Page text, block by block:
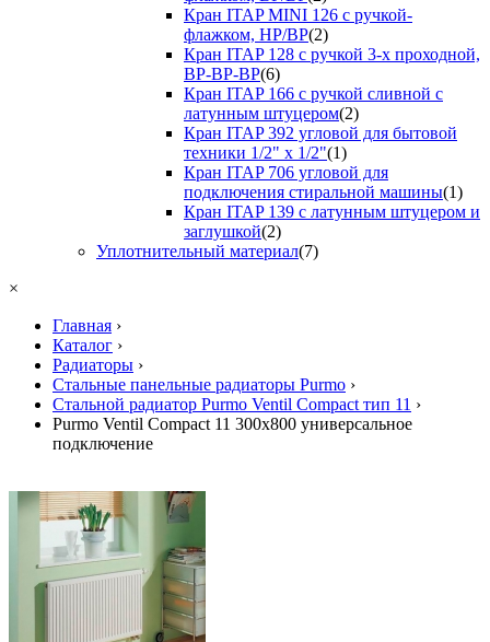
Кран ITAP MINI 126 с ручкой-
флажком, НР/ВР(2)
Кран ITAP 128 с ручкой 3-х проходной,
ВР-ВР-ВР(6)
Кран ITAP 166 с ручкой сливной с
латунным штуцером(2)
Кран ITAP 392 угловой для бытовой
техники 1/2" х 1/2"(1)
Кран ITAP 706 угловой для
подключения стиральной машины(1)
Кран ITAP 139 с латунным штуцером и
заглушкой(2)
Уплотнительный материал(7)
×
Главная ›
Каталог ›
Радиаторы ›
Стальные панельные радиаторы Purmo ›
Стальной радиатор Purmo Ventil Compact тип 11 ›
Purmo Ventil Compact 11 300х800 универсальное
подключение